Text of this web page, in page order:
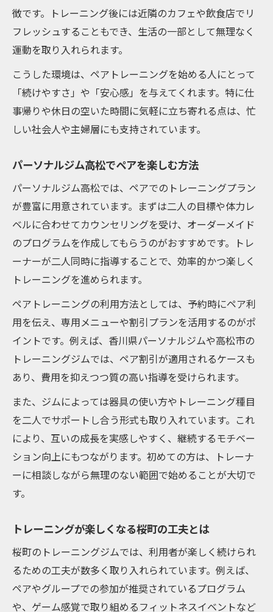
徴です。トレーニング後には近隣のカフェや飲食店でリ
フレッシュすることもでき、生活の一部として無理なく
運動を取り入れられます。
こうした環境は、ペアトレーニングを始める人にとって
「続けやすさ」や「安心感」を与えてくれます。特に仕
事帰りや休日の空いた時間に気軽に立ち寄れる点は、忙
しい社会人や主婦層にも支持されています。
パーソナルジム高松でペアを楽しむ方法
パーソナルジム高松では、ペアでのトレーニングプラン
が豊富に用意されています。まずは二人の目標や体力レ
ベルに合わせてカウンセリングを受け、オーダーメイド
のプログラムを作成してもらうのがおすすめです。トレ
ーナーが二人同時に指導することで、効率的かつ楽しく
トレーニングを進められます。
ペアトレーニングの利用方法としては、予約時にペア利
用を伝え、専用メニューや割引プランを活用するのがポ
イントです。例えば、香川県パーソナルジムや高松市の
トレーニングジムでは、ペア割引が適用されるケースも
あり、費用を抑えつつ質の高い指導を受けられます。
また、ジムによっては器具の使い方やトレーニング種目
を二人でサポートし合う形式も取り入れています。これ
により、互いの成長を実感しやすく、継続するモチベー
ション向上にもつながります。初めての方は、トレーナ
ーに相談しながら無理のない範囲で始めることが大切で
す。
トレーニングが楽しくなる桜町の工夫とは
桜町のトレーニングジムでは、利用者が楽しく続けられ
るための工夫が数多く取り入れられています。例えば、
ペアやグループでの参加が推奨されているプログラム
や、ゲーム感覚で取り組めるフィットネスイベントなど